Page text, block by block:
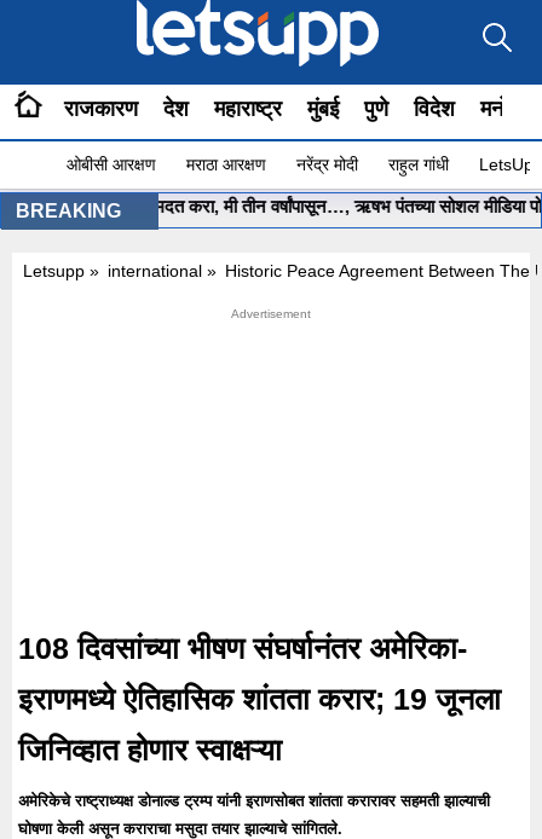
राजकारण देश महाराष्ट्र मुंबई पुणे विदेश
ओबीसी आरक्षण मराठा आरक्षण नरेंद्र मोदी राहुल गांधी
BREAKING
साहेब.. मला मदत करा, मी तीन वर्षांपासून…, ऋषभ पंतच्या सोशल मीडिया
Letsupp » international » Historic Peace Agreement Between The
108 दिवसांच्या भीषण संघर्षानंतर अमेरिका-
इराणमध्ये ऐतिहासिक शांतता करार; 19 जूनला
जिनिव्हात होणार स्वाक्षऱ्या
अमेरिकेचे राष्ट्राध्यक्ष डोनाल्ड ट्रम्प यांनी इराणसोबत शांतता करारावर सहमती झाल्याची
घोषणा केली असून कराराचा मसुदा तयार झाल्याचे सांगितले.